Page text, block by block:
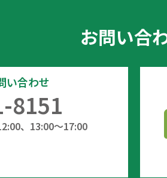
お問い合
い合わせ
8151
、13:00～17:00